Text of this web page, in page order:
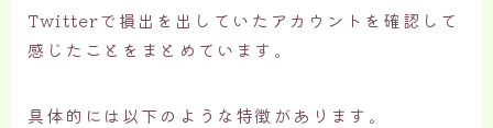
Twitterで損出を出していたアカウントを確認して
感じたことをまとめています。
具体的には以下のような特徴があります。